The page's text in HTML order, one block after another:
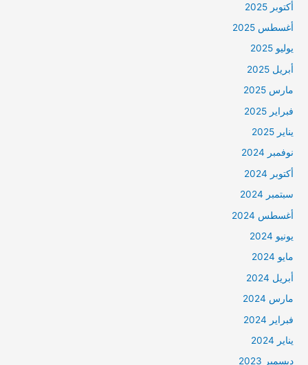
أكتوبر 2025
أغسطس 2025
يوليو 2025
أبريل 2025
مارس 2025
فبراير 2025
يناير 2025
نوفمبر 2024
أكتوبر 2024
سبتمبر 2024
أغسطس 2024
يونيو 2024
مايو 2024
أبريل 2024
مارس 2024
فبراير 2024
يناير 2024
ديسمبر 2023